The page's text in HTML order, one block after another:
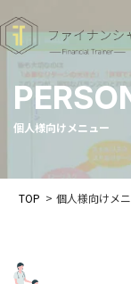
個人様向けメニュー
TOP > 個人様向けメ